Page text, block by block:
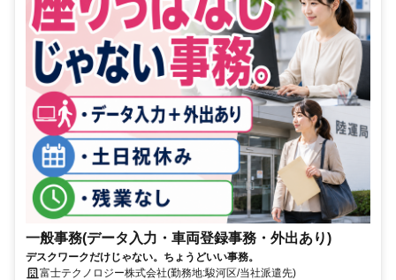
一般事務(データ入力・車両登録事務・外出あり)
デスクワークだけじゃない。ちょうどいい事務。
富士テクノロジー株式会社(勤務地:駿河区/当社派遣先)